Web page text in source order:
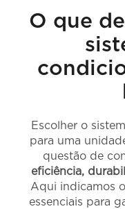
O que
Escolher o
para uma
questão de
eficiência,
Aqui indicamos
essenciais para